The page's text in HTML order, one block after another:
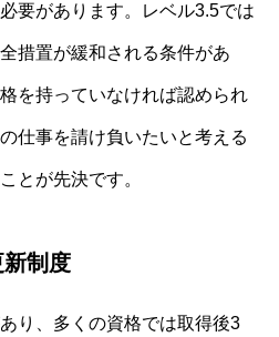
要があります。レベル3.5では
措置が緩和される条件があ
を持っていなければ認められ
仕事を請け負いたいと考える
とが先決です。
制度
り、多くの資格では取得後3